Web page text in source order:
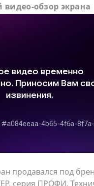
обзор экрана
продавался под
серия ПРОФИ.